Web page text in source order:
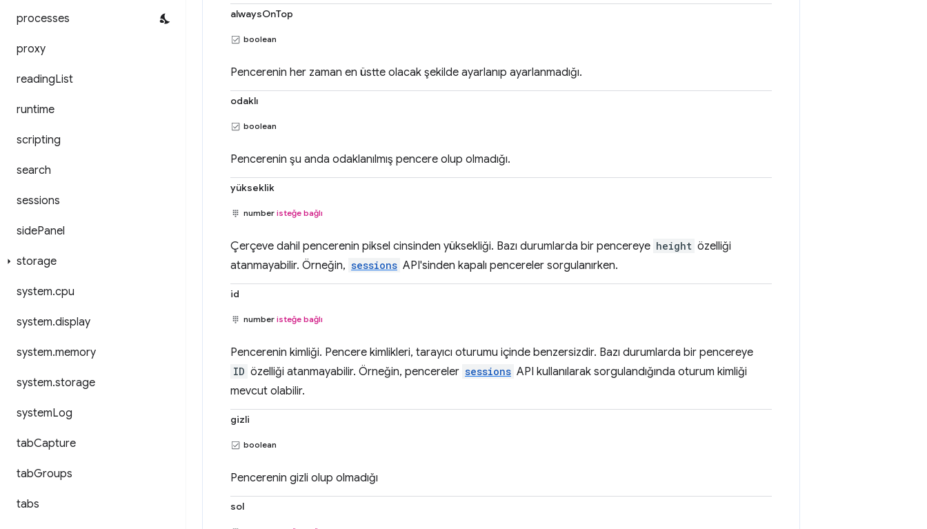
processes
proxy
readingList
runtime
scripting
search
sessions
sidePanel
storage
system.cpu
system.display
system.memory
system.storage
systemLog
tabCapture
tabGroups
tabs
alwaysOnTop
boolean
Pencerenin her zaman en üstte olacak şekilde ayarlanıp ayarlanmadığı.
odaklı
boolean
Pencerenin şu anda odaklanılmış pencere olup olmadığı.
yükseklik
number isteğe bağlı
Çerçeve dahil pencerenin piksel cinsinden yüksekliği. Bazı durumlarda bir pencereye height özelliği
atanmayabilir. Örneğin, sessions API'sinden kapalı pencereler sorgulanırken.
id
number isteğe bağlı
Pencerenin kimliği. Pencere kimlikleri, tarayıcı oturumu içinde benzersizdir. Bazı durumlarda bir pencereye
ID özelliği atanmayabilir. Örneğin, pencereler sessions API kullanılarak sorgulandığında oturum kimliği
mevcut olabilir.
gizli
boolean
Pencerenin gizli olup olmadığı
sol